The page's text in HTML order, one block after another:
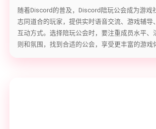
随着Discord的普及，Discord陪玩公会成为游戏
志同道合的玩家，提供实时语音交流、游戏辅导
互动方式。选择陪玩公会时，要注重成员水平、
则和氛围，找到合适的公会，享受更丰富的游戏